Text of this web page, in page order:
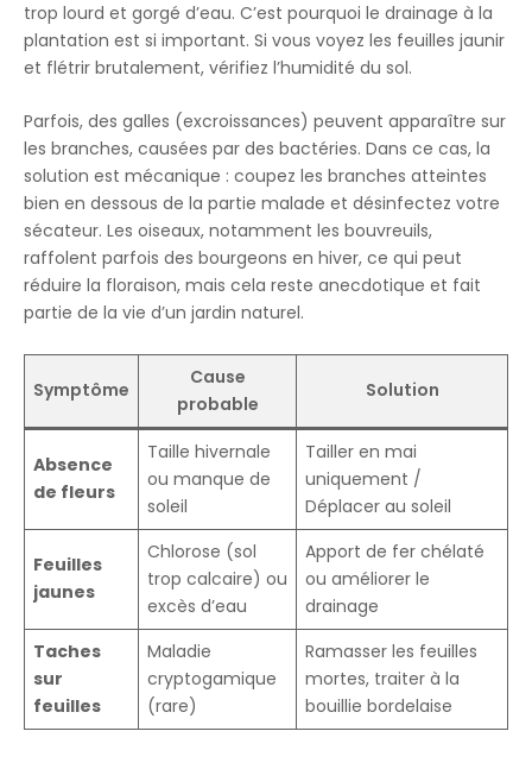
trop lourd et gorgé d’eau. C’est pourquoi le drainage à la
plantation est si important. Si vous voyez les feuilles jaunir
et flétrir brutalement, vérifiez l’humidité du sol.
Parfois, des galles (excroissances) peuvent apparaître sur
les branches, causées par des bactéries. Dans ce cas, la
solution est mécanique : coupez les branches atteintes
bien en dessous de la partie malade et désinfectez votre
sécateur. Les oiseaux, notamment les bouvreuils,
raffolent parfois des bourgeons en hiver, ce qui peut
réduire la floraison, mais cela reste anecdotique et fait
partie de la vie d’un jardin naturel.
Symptôme
Cause
probable
Solution
Absence
de fleurs
Taille hivernale
ou manque de
soleil
Tailler en mai
uniquement /
Déplacer au soleil
Feuilles
jaunes
Chlorose (sol
trop calcaire) ou
excès d’eau
Apport de fer chélaté
ou améliorer le
drainage
Taches
sur
feuilles
Maladie
cryptogamique
(rare)
Ramasser les feuilles
mortes, traiter à la
bouillie bordelaise